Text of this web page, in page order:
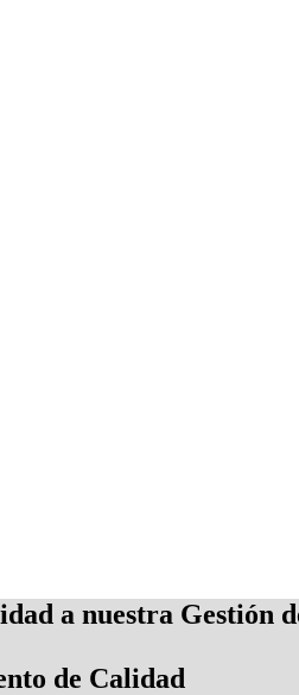
a nuestra Gestión
de Calidad